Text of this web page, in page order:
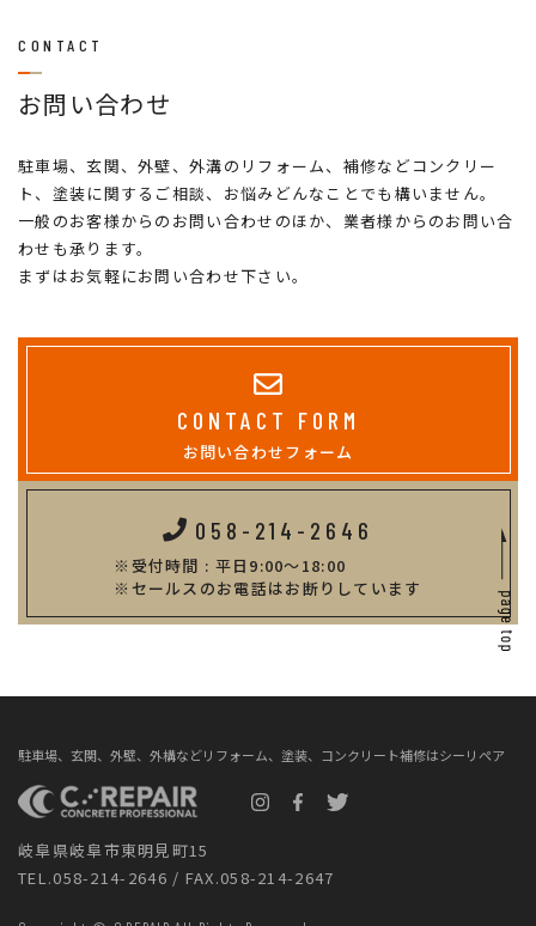
CONTACT
お問い合わせ
駐車場、玄関、外壁、外溝のリフォーム、補修などコンクリー
ト、塗装に関するご相談、お悩みどんなことでも構いません。
一般のお客様からのお問い合わせのほか、業者様からのお問い合
わせも承ります。
まずはお気軽にお問い合わせ下さい。
CONTACT FORM
お問い合わせフォーム
058-214-2646
受付時間 : 平日9:00～18:00
セールスのお電話はお断りしています
駐車場、玄関、外壁、外構などリフォーム、塗装、コンクリート補修はシーリペア
岐阜県岐阜市東明見町15
TEL.058-214-2646 / FAX.058-214-2647